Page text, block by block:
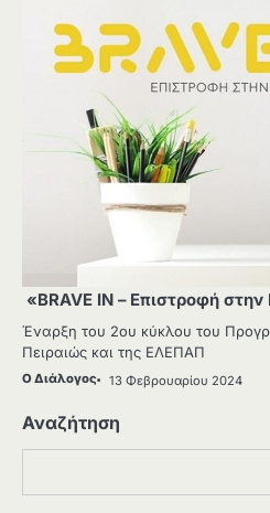
«BRAVE IN – Επιστροφή
Έναρξη του 2ου κύκλου του
Πειραιώς και της ΕΛΕΠΑΠ
Ο Διάλογος 13 Φεβρουαρίου 2024
Αναζήτηση